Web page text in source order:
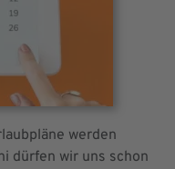
werden
dürfen wir uns schon